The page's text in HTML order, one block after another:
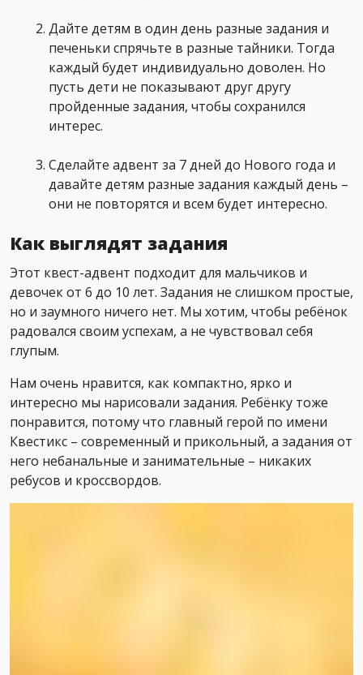
Дайте детям в один день разные задания и
печеньки спрячьте в разные тайники. Тогда
каждый будет индивидуально доволен. Но
пусть дети не показывают друг другу
пройденные задания, чтобы сохранился
интерес.
Сделайте адвент за 7 дней до Нового года и
давайте детям разные задания каждый день –
они не повторятся и всем будет интересно.
Как выглядят задания
Этот квест-адвент подходит для мальчиков и
девочек от 6 до 10 лет. Задания не слишком простые,
но и заумного ничего нет. Мы хотим, чтобы ребёнок
радовался своим успехам, а не чувствовал себя
глупым.
Нам очень нравится, как компактно, ярко и
интересно мы нарисовали задания. Ребёнку тоже
понравится, потому что главный герой по имени
Квестикс – современный и прикольный, а задания от
него небанальные и занимательные – никаких
ребусов и кроссвордов.